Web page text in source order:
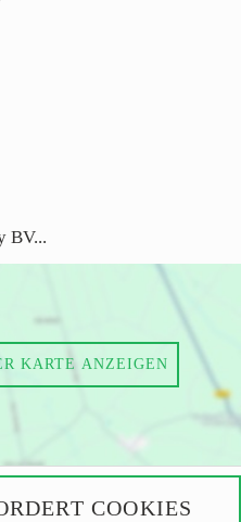
BV...
KARTE ANZEIGEN
COOKIES